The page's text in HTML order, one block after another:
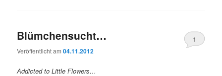
Blümchensucht…
Veröffentlicht am04.11.2012
1
Addicted to Little Flowers…